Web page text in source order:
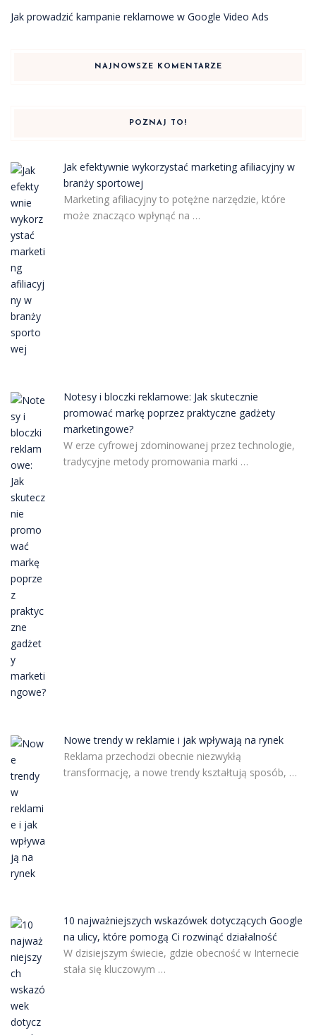
Jak prowadzić kampanie reklamowe w Google Video Ads
NAJNOWSZE KOMENTARZE
POZNAJ TO!
Jak efektywnie wykorzystać marketing afiliacyjny w
branży sportowej
Marketing afiliacyjny to potężne narzędzie, które
może znacząco wpłynąć na …
Notesy i bloczki reklamowe: Jak skutecznie
promować markę poprzez praktyczne gadżety
marketingowe?
W erze cyfrowej zdominowanej przez technologie,
tradycyjne metody promowania marki …
Nowe trendy w reklamie i jak wpływają na rynek
Reklama przechodzi obecnie niezwykłą
transformację, a nowe trendy kształtują sposób, …
10 najważniejszych wskazówek dotyczących Google
na ulicy, które pomogą Ci rozwinąć działalność
W dzisiejszym świecie, gdzie obecność w Internecie
stała się kluczowym …